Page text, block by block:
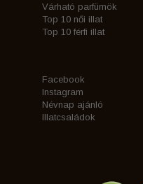
Várható parfümök
Top 10 női illat
Top 10 férfi illat
Facebook
Instagram
Névnap ajánló
Illatcsaládok